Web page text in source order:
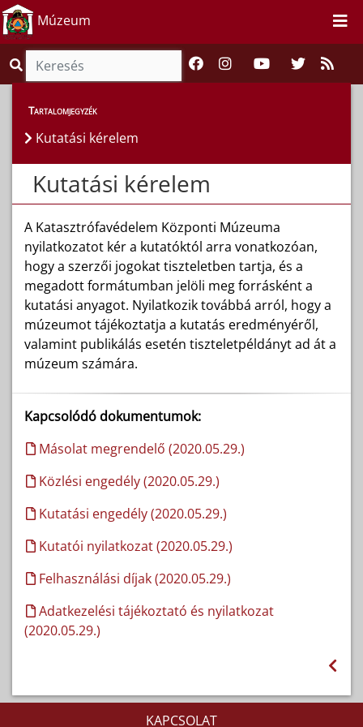
Múzeum
Kutatás > Kutatási kérelem
Tartalomjegyzék
Kutatási kérelem
Kutatási kérelem
A Katasztrófavédelem Központi Múzeuma
nyilatkozatot kér a kutatóktól arra vonatkozóan,
hogy a szerzői jogokat tiszteletben tartja, és a
megadott formátumban jelöli meg forrásként a
kutatási anyagot. Nyilatkozik továbbá arról, hogy a
múzeumot tájékoztatja a kutatás eredményéről,
valamint publikálás esetén tiszteletpéldányt ad át a
múzeum számára.
Kapcsolódó dokumentumok:
Másolat megrendelő (2020.05.29.)
Közlési engedély (2020.05.29.)
Kutatási engedély (2020.05.29.)
Kutatói nyilatkozat (2020.05.29.)
Felhasználási díjak (2020.05.29.)
Adatkezelési tájékoztató és nyilatkozat
(2020.05.29.)
KAPCSOLAT